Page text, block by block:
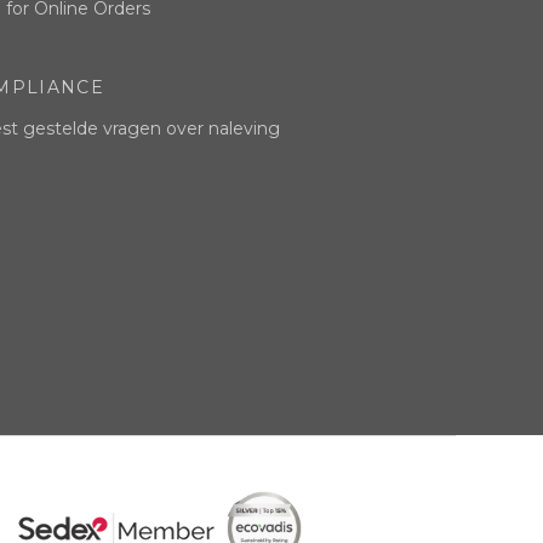
Online Orders
gestelde vragen over naleving